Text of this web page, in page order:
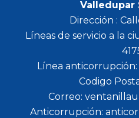
Valledupar
Dirección :
Líneas de servicio a la
Línea anticorrupción:
Codigo
Correo:
Anticorrupción: